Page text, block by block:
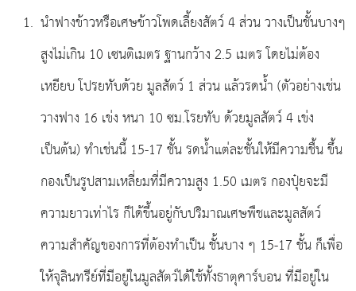
นําฟางข้าวหรือเศษข้าวโพดเลี้ยงสัตว์ 4 ส่วน วางเป็นชั้นบางๆ
สูงไม่เกิน 10 เซนติเมตร ฐานกว้าง 2.5 เมตร โดยไม่ต้อง
เหยียบ โปรยทับด้วย มูลสัตว์ 1 ส่วน แล้วรดน้ำ (ตัวอย่างเช่น
วางฟาง 16 เข่ง หนา 10 ซม.โรยทับ ด้วยมูลสัตว์ 4 เข่ง
เป็นต้น) ทําเช่นนี้ 15-17 ชั้น รดน้ำแต่ละชั้นให้มีความชื้น ขึ้น
กองเป็นรูปสามเหลี่ยมที่มีความสูง 1.50 เมตร กองปุ๋ยจะมี
ความยาวเท่าไร ก็ได้ขึ้นอยู่กับปริมาณเศษพืชและมูลสัตว์
ความสําคัญของการที่ต้องทําเป็น ชั้นบาง ๆ 15-17 ชั้น ก็เพื่อ
ให้จุลินทรีย์ที่มีอยู่ในมูลสัตว์ได้ใช้ทั้งธาตุคาร์บอน ที่มีอยู่ใน